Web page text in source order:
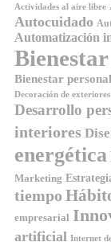
Actividades al aire libre
Autocuidado
Automatización
Bienestar personal
Decoración de exteriores
Desarrollo
interiores
energética
Marketing
tiempo
empresarial
artificial Internet